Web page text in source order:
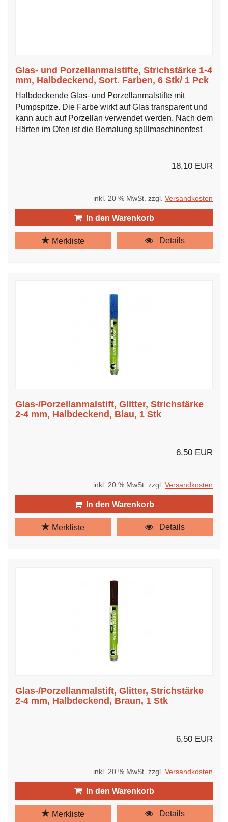
Glas- und Porzellanmalstifte, Strichstärke 1-4
mm, Halbdeckend, Sort. Farben, 6 Stk/ 1 Pck
Halbdeckende Glas- und Porzellanmalstifte mit
Pumpspitze. Die Farbe wirkt auf Glas transparent und
kann auch auf Porzellan verwendet werden. Nach dem
Härten im Ofen ist die Bemalung spülmaschinenfest
18,10 EUR
inkl. 20 % MwSt. zzgl. Versandkosten
In den Warenkorb
Merkliste Details
Glas-/Porzellanmalstift, Glitter, Strichstärke
2-4 mm, Halbdeckend, Blau, 1 Stk
6,50 EUR
inkl. 20 % MwSt. zzgl. Versandkosten
In den Warenkorb
Merkliste Details
Glas-/Porzellanmalstift, Glitter, Strichstärke
2-4 mm, Halbdeckend, Braun, 1 Stk
6,50 EUR
inkl. 20 % MwSt. zzgl. Versandkosten
In den Warenkorb
Merkliste Details